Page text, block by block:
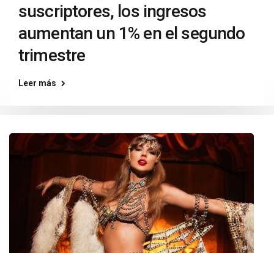
suscriptores, los ingresos
aumentan un 1% en el segundo
trimestre
Leer más